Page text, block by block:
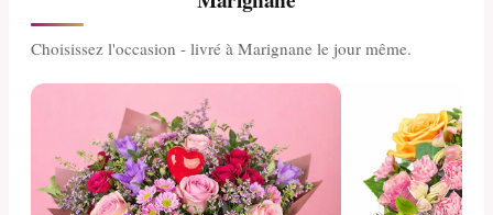
Choisissez l'occasion - livré à Marignane le jour même.